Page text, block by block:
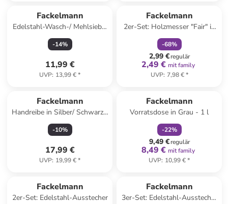
Fackelmann
Edelstahl-Wasch-/ Mehlsieb -
Ø 18 cm
-14%
11,99 €
UVP: 13,99 €*
Fackelmann
2er-Set: Holzmesser "Fair" in
Natur - 2x 30 Stück
-68%
2,99 €regulär
2,49 € mit family
UVP: 7,98 €*
Fackelmann
Handreibe in Silber/ Schwarz -
(L)31 cm
-10%
17,99 €
UVP: 19,99 €*
Fackelmann
Vorratsdose in Grau - 1 l
-22%
9,49 €regulär
8,49 € mit family
UVP: 10,99 €*
Fackelmann
2er-Set: Edelstahl-Ausstecher
Fackelmann
3er-Set: Edelstahl-Ausstecher